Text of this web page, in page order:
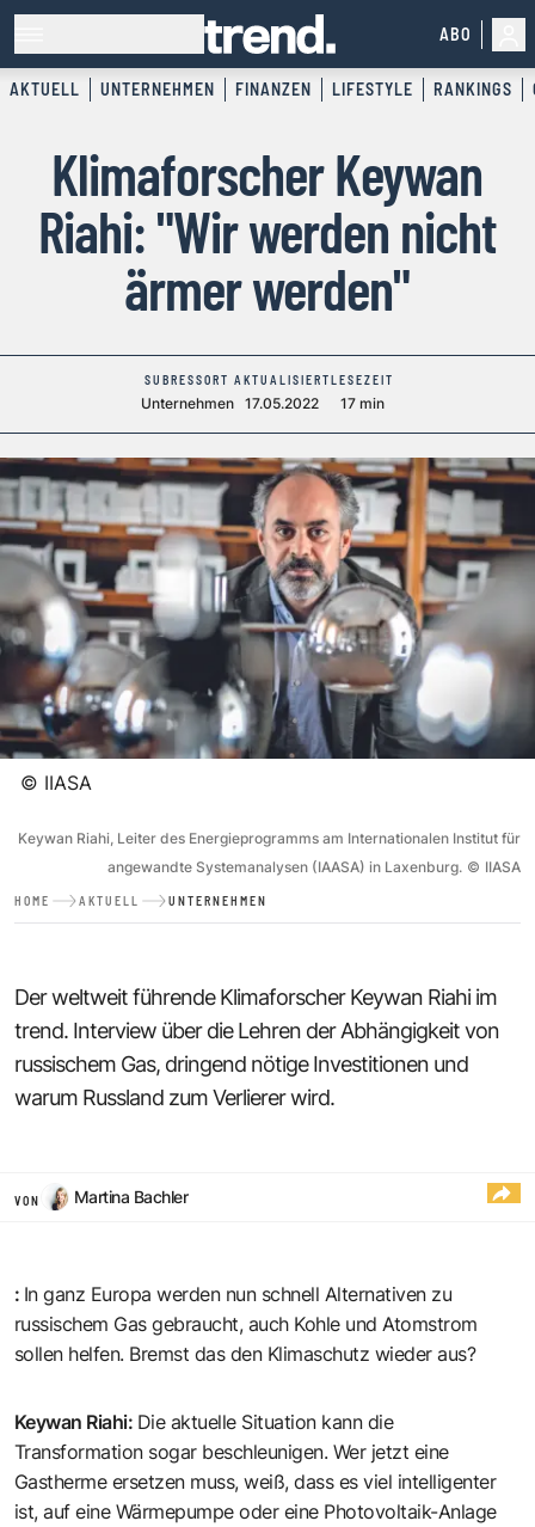
ABO
AKTUELL UNTERNEHMEN FINANZEN LIFESTYLE RANKINGS
Klimaforscher Keywan
Riahi: "Wir werden nicht
ärmer werden"
SUBRESSORT
Unternehmen
AKTUALISIERT
17.05.2022
LESEZEIT
17 min
© IIASA
Keywan Riahi, Leiter des Energieprogramms am Internationalen Institut für
angewandte Systemanalysen (IAASA) in Laxenburg. © IIASA
HOME AKTUELL UNTERNEHMEN
Der weltweit führende Klimaforscher Keywan Riahi im
trend. Interview über die Lehren der Abhängigkeit von
russischem Gas, dringend nötige Investitionen und
warum Russland zum Verlierer wird.
VON Martina Bachler
: In ganz Europa werden nun schnell Alternativen zu
russischem Gas gebraucht, auch Kohle und Atomstrom
sollen helfen. Bremst das den Klimaschutz wieder aus?
Keywan Riahi: Die aktuelle Situation kann die
Transformation sogar beschleunigen. Wer jetzt eine
Gastherme ersetzen muss, weiß, dass es viel intelligenter
ist, auf eine Wärmepumpe oder eine Photovoltaik-Anlage